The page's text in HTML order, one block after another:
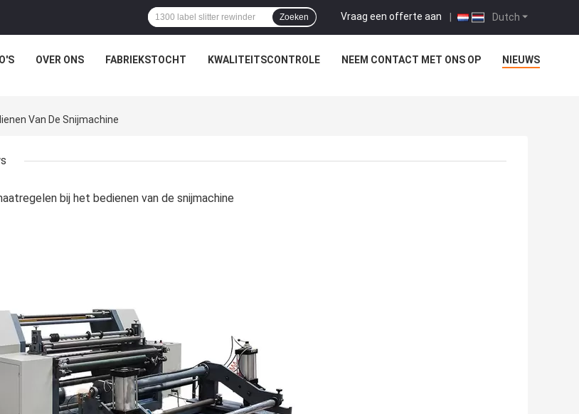
Dutch
Vraag een offerte aan |
Zoeken
OVER ONS FABRIEKSTOCHT KWALITEITSCONTROLE NEEM CONTACT MET ONS OP NIEUWS
Van De Snijmachine
bij het bedienen van de snijmachine